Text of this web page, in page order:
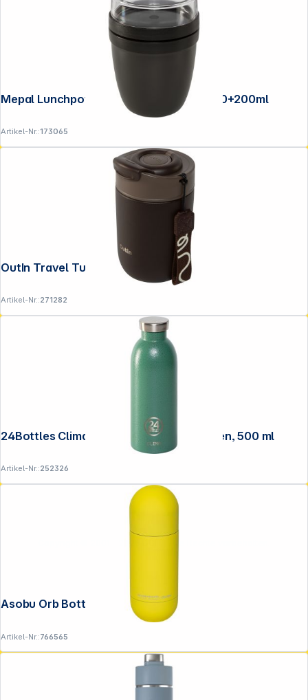
Mepal Lunchpot Ellipse, Nordic Black 500+200ml
Artikel-Nr.:173065
OutIn Travel Tumbler Terra Brown Cup
Artikel-Nr.:271282
24Bottles Clima Bottle Rustic Moss Green, 500 ml
Artikel-Nr.:252326
Asobu Orb Bottle Gelb, 0.46 L
Artikel-Nr.:766565